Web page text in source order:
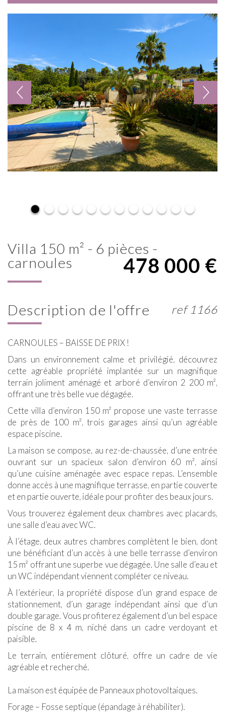
villa 150 m² - 6 pièces -
carnoules
478 000 €
description de l'offre ref 1166
CARNOULES – BAISSE DE PRIX !
Dans un environnement calme et privilégié, découvrez
cette agréable propriété implantée sur un magnifique
terrain joliment aménagé et arboré d’environ 2 200 m²,
offrant une très belle vue dégagée.
Cette villa d’environ 150 m² propose une vaste terrasse
de près de 100 m², trois garages ainsi qu’un agréable
espace piscine.
La maison se compose, au rez-de-chaussée, d’une entrée
ouvrant sur un spacieux salon d’environ 60 m², ainsi
qu’une cuisine aménagée avec espace repas. L’ensemble
donne accès à une magnifique terrasse, en partie couverte
et en partie ouverte, idéale pour profiter des beaux jours.
Vous trouverez également deux chambres avec placards,
une salle d’eau avec WC.
À l’étage, deux autres chambres complètent le bien, dont
une bénéficiant d’un accès à une belle terrasse d’environ
15 m² offrant une superbe vue dégagée. Une salle d’eau et
un WC indépendant viennent compléter ce niveau.
À l’extérieur, la propriété dispose d’un grand espace de
stationnement, d’un garage indépendant ainsi que d’un
double garage. Vous profiterez également d’un bel espace
piscine de 8 x 4 m, niché dans un cadre verdoyant et
paisible.
Le terrain, entièrement clôturé, offre un cadre de vie
agréable et recherché.
La maison est équipée de Panneaux photovoltaiques.
Forage – Fosse septique (épandage à réhabiliter).